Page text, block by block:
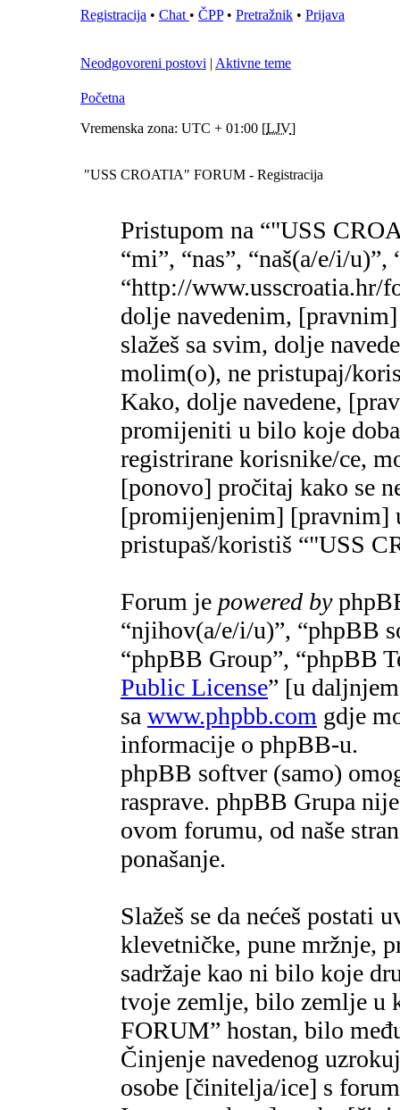
Registracija • Chat • ČPP• Pretražnik • Prijava
Neodgovoreni postovi | Aktivne teme
Početna
Vremenska zona: UTC + 01:00 [LJV]
"USS CROATIA" FORUM - Registracija
Pristupom na “"USS
“mi”, “nas”, “naš(a/e/i/
“http://www.usscroatia.hr/
dolje navedenim,
slažeš sa svim, dolje
molim(o), ne pristupaj/
Kako, dolje navedene,
promijeniti u bilo koje
registrirane korisnike/ce,
[ponovo] pročitaj kako se
[promijenjenim] [pravnim]
pristupaš/koristiš “"USS
Forum je powered by
“njihov(a/e/i/u)”, “phpBB
“phpBB Group”, “phpBB
Public License” [u
sa www.phpbb.com gdje
informacije o phpBB-u.
phpBB softver (samo)
rasprave. phpBB Grupa
ovom forumu, od naše
ponašanje.
Slažeš se da nećeš postati
klevetničke, pune mržnje,
sadržaje kao ni bilo koje
tvoje zemlje, bilo zemlje
FORUM” hostan, bilo
Činjenje navedenog
osobe [činitelja/ice] s